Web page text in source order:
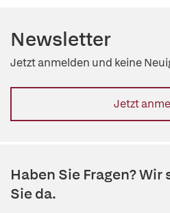
Newsletter
Jetzt anmelden und keine
Jetzt
Haben Sie Fragen?
Sie da.